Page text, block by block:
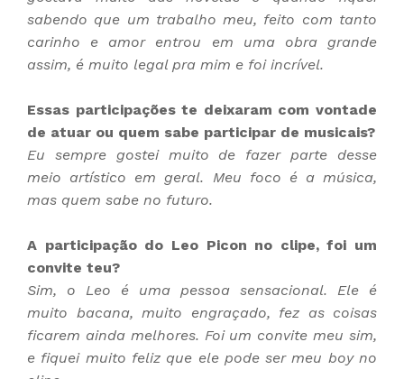
sabendo que um trabalho meu, feito com tanto
carinho e amor entrou em uma obra grande
assim, é muito legal pra mim e foi incrível.
Essas participações te deixaram com vontade
de atuar ou quem sabe participar de musicais?
Eu sempre gostei muito de fazer parte desse
meio artístico em geral. Meu foco é a música,
mas quem sabe no futuro.
A participação do Leo Picon no clipe, foi um
convite teu?
Sim, o Leo é uma pessoa sensacional. Ele é
muito bacana, muito engraçado, fez as coisas
ficarem ainda melhores. Foi um convite meu sim,
e fiquei muito feliz que ele pode ser meu boy no